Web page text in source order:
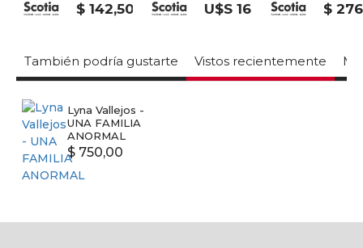
$ 142,50
U$S 16
$
También podría gustarte Vistos recientemente
Lyna Vallejos -
UNA FAMILIA
ANORMAL
$ 750,00